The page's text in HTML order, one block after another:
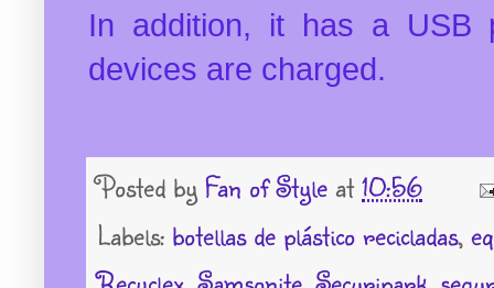
In addition, it has a USB
devices are charged.
Posted by Fan of Style at 10:56
Labels: botellas de plástico recicladas,